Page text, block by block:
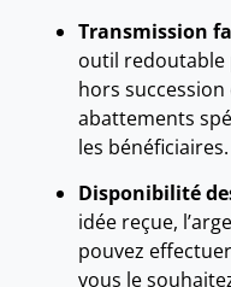
Transmission
outil
hors succession
abattements
les bénéficiaires.
Disponibilité
idée reçue,
pouvez
vous le